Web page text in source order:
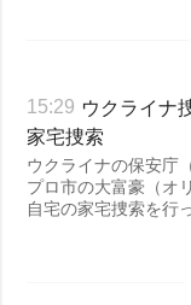
15:29 ウクライナ
家宅捜索
ウクライナの保安庁
プロ市の大富豪（オ
自宅の家宅捜索を行